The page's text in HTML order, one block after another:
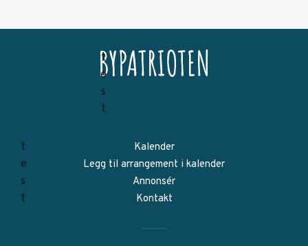
Kalender
Legg til arrangement i kalender
Annonsér
Kontakt